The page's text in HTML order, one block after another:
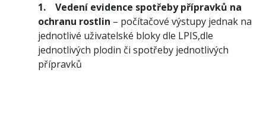
1.
Vedení evidence spotřeby přípravků na
ochranu rostlin – počítačové výstupy jednak na
jednotlivé uživatelské bloky dle LPIS,dle
jednotlivých plodin či spotřeby jednotlivých
přípravků